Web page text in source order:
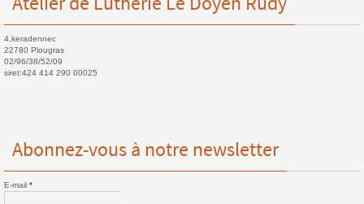
4,keradennec
22780 Plougras
02/96/38/52/09
siret:424 414 290 00025
Abonnez-vous à notre newsletter
E-mail *